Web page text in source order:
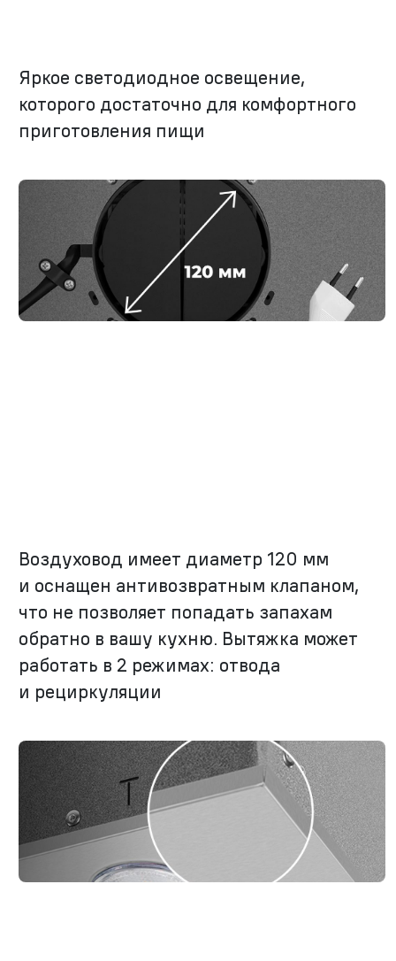
Яркое светодиодное освещение,
которого достаточно для комфортного
приготовления пищи
Воздуховод имеет диаметр 120 мм
и оснащен антивозвратным клапаном,
что не позволяет попадать запахам
обратно в вашу кухню. Вытяжка может
работать в 2 режимах: отвода
и рециркуляции